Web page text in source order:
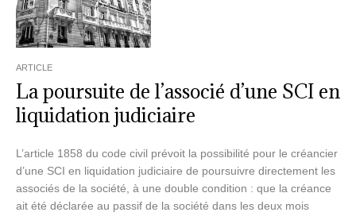
ARTICLE
La poursuite de l’associé d’une SCI en
liquidation judiciaire
L’article 1858 du code civil prévoit la possibilité pour le créancier
d’une SCI en liquidation judiciaire de poursuivre directement les
associés de la société, à une double condition : que la créance
ait été déclarée au passif de la société dans les deux mois